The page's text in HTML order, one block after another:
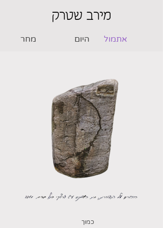
כמוך
מירב שטרק
מחר היום אתמול